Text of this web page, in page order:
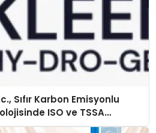
Sıfır Karbon Emisyonlu
ISO ve TSSA
Aldı